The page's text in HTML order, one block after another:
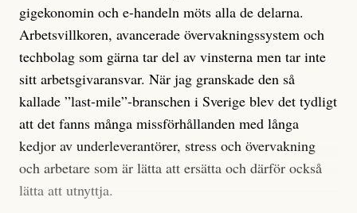
gigekonomin och e-handeln möts alla de delarna.
Arbetsvillkoren, avancerade övervakningssystem och
techbolag som gärna tar del av vinsterna men tar inte
sitt arbetsgivaransvar. När jag granskade den så
kallade ”last-mile”-branschen i Sverige blev det tydligt
att det fanns många missförhållanden med långa
kedjor av underleverantörer, stress och övervakning
och arbetare som är lätta att ersätta och därför också
lätta att utnyttja.